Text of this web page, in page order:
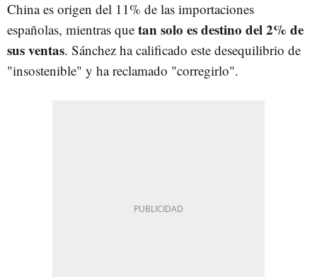
China es origen del 11% de las importaciones
españolas, mientras que tan solo es destino del 2% de
sus ventas. Sánchez ha calificado este desequilibrio de
"insostenible" y ha reclamado "corregirlo".